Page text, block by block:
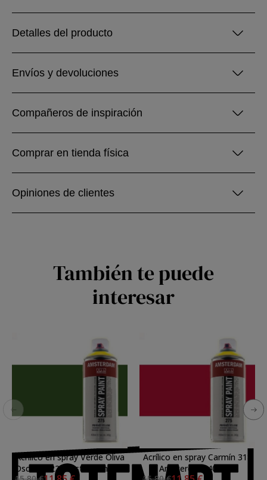
Detalles del producto
Envíos y devoluciones
Compañeros de inspiración
Comprar en tienda física
Opiniones de clientes
También te puede
interesar
Acrílico en spray Verde Oliva
Oscuro 622 Amsterdam 400
Acrílico en spray Carmín 318
Amsterdam 400 ml.